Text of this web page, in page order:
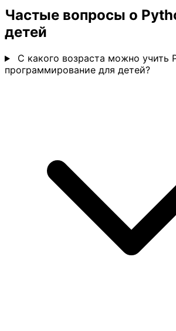
Частые вопросы о
детей
С какого возраста можно учить
программирование для детей?